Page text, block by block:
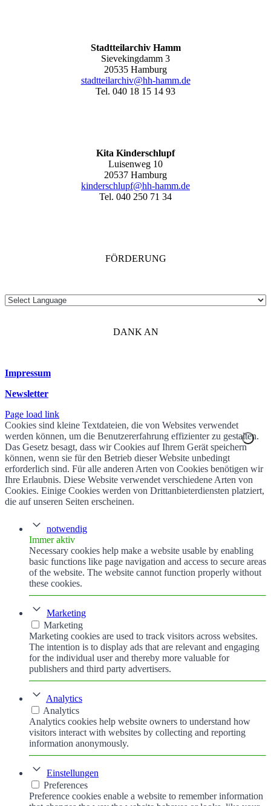
Stadtteilarchiv Hamm
Sievekingdamm 3
20535 Hamburg
stadtteilarchiv@hh-hamm.de
Tel. 040 18 15 14 93
Kita Kinderschlupf
Luisenweg 10
20537 Hamburg
kinderschlupf@hh-hamm.de
Tel. 040 250 71 34
FÖRDERUNG
DANK AN
Impressum
Newsletter
Page load link
Cookies sind kleine Textdateien, die von Websites verwendet
werden können, um die Benutzererfahrung effizienter zu gestalten.
Das Gesetz besagt, dass wir Cookies auf Ihrem Gerät speichern
können, wenn sie für den Betrieb dieser Website unbedingt
erforderlich sind. Für alle anderen Arten von Cookies benötigen wir
Ihre Erlaubnis. Diese Website verwendet verschiedene Arten von
Cookies. Einige Cookies werden von Drittanbieterdiensten platziert,
die auf unseren Seiten erscheinen.
notwendig
Immer aktiv
Necessary cookies help make a website usable by enabling
basic functions like page navigation and access to secure areas
of the website. The website cannot function properly without
these cookies.
Marketing
Marketing
Marketing cookies are used to track visitors across websites.
The intention is to display ads that are relevant and engaging
for the individual user and thereby more valuable for
publishers and third party advertisers.
Analytics
Analytics
Analytics cookies help website owners to understand how
visitors interact with websites by collecting and reporting
information anonymously.
Einstellungen
Preferences
Preference cookies enable a website to remember information